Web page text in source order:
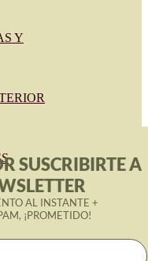
Y
SUSCRIBIRTE A
AL INSTANTE +
¡PROMETIDO!